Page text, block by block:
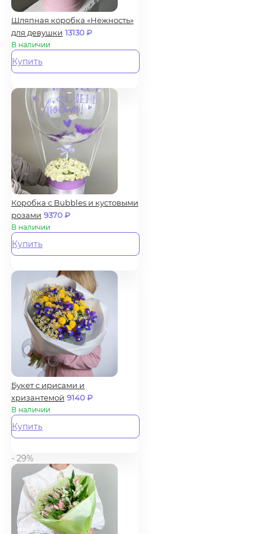
Шляпная коробка «Нежность»
для девушки 13130₽
В наличии
Купить
Коробка с Bubbles и кустовыми
розами 9370₽
В наличии
Купить
Букет с ирисами и
хризантемой 9140₽
В наличии
Купить
- 29%